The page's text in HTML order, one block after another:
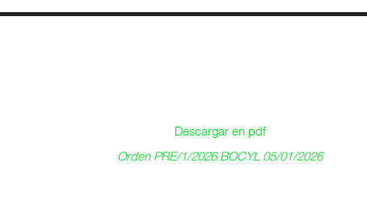
Descargar en pdf
Orden PRE/1/2026 BOCYL 05/01/2026